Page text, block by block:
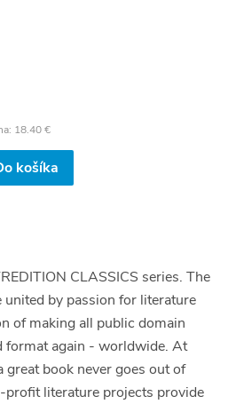
18.40 €
košíka
CLASSICS series. The
by passion for literature
of making all public domain
format again - worldwide. At
book never goes out of
profit literature projects provide